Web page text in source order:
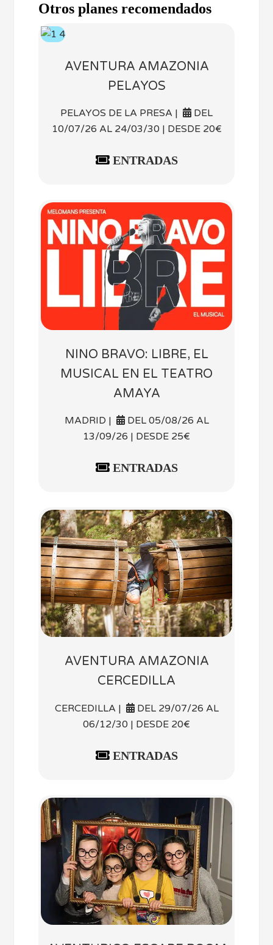
Otros planes recomendados
AVENTURA AMAZONIA
PELAYOS
PELAYOS DE LA PRESA |
DEL
10/07/26 AL 24/03/30 | DESDE 20€
ENTRADAS
NINO BRAVO: LIBRE, EL
MUSICAL EN EL TEATRO
AMAYA
MADRID |
DEL 05/08/26 AL
13/09/26 | DESDE 25€
ENTRADAS
AVENTURA AMAZONIA
CERCEDILLA
CERCEDILLA |
DEL 29/07/26 AL
06/12/30 | DESDE 20€
ENTRADAS